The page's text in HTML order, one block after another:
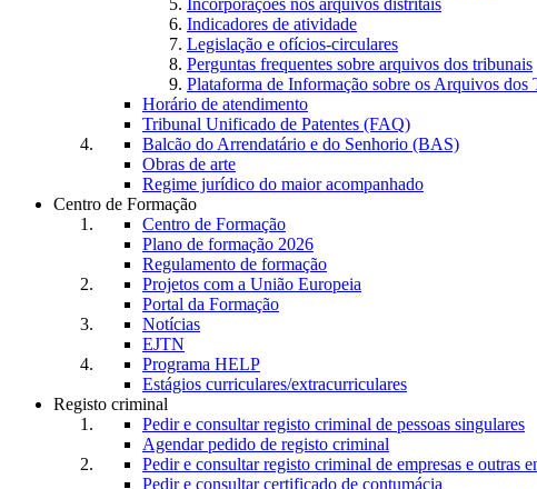
Incorporações nos arquivos distritais
Indicadores de atividade
Legislação e ofícios-circulares
Perguntas frequentes sobre arquivos dos tribunais
Plataforma de Informação sobre os Arquivos dos
Horário de atendimento
Tribunal Unificado de Patentes (FAQ)
Balcão do Arrendatário e do Senhorio (BAS)
Obras de arte
Regime jurídico do maior acompanhado
Centro de Formação
Centro de Formação
Plano de formação 2026
Regulamento de formação
Projetos com a União Europeia
Portal da Formação
Notícias
EJTN
Programa HELP
Estágios curriculares/extracurriculares
Registo criminal
Pedir e consultar registo criminal de pessoas singulares
Agendar pedido de registo criminal
Pedir e consultar registo criminal de empresas e outras
Pedir e consultar certificado de contumácia